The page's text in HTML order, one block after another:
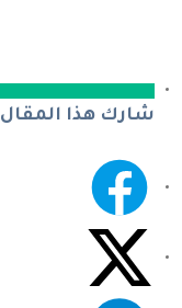
شارك هذا المقال